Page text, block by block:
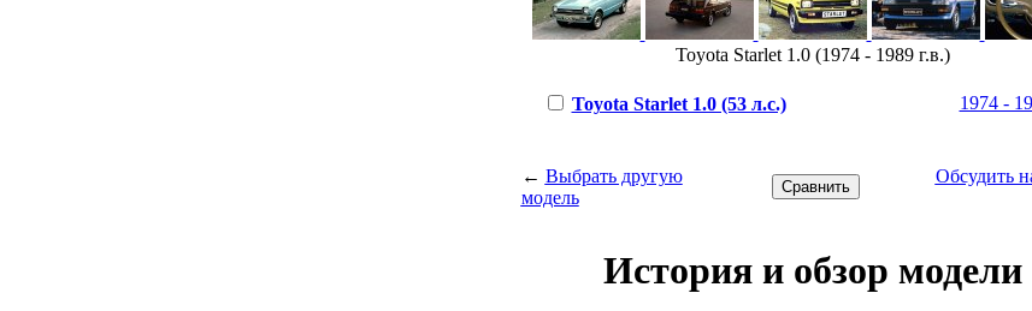
Toyota Starlet 1.0 (1974 - 1989 г.в.)
Toyota Starlet 1.0 (53 л.с.) 1974 -
← Выбрать другую
модель
Обсудить
История и обзор модели